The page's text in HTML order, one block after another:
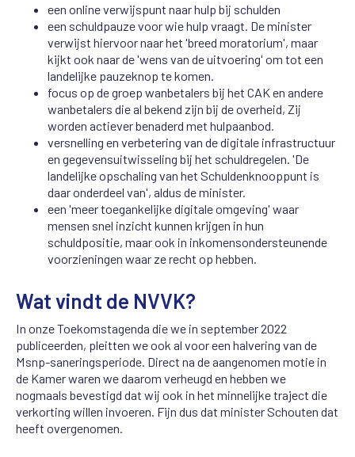
een online verwijspunt naar hulp bij schulden
een schuldpauze voor wie hulp vraagt. De minister
verwijst hiervoor naar het 'breed moratorium', maar
kijkt ook naar de 'wens van de uitvoering' om tot een
landelijke pauzeknop te komen.
focus op de groep wanbetalers bij het CAK en andere
wanbetalers die al bekend zijn bij de overheid, Zij
worden actiever benaderd met hulpaanbod.
versnelling en verbetering van de digitale infrastructuur
en gegevensuitwisseling bij het schuldregelen. 'De
landelijke opschaling van het Schuldenknooppunt is
daar onderdeel van', aldus de minister.
een 'meer toegankelijke digitale omgeving' waar
mensen snel inzicht kunnen krijgen in hun
schuldpositie, maar ook in inkomensondersteunende
voorzieningen waar ze recht op hebben.
Wat vindt de NVVK?
In onze Toekomstagenda die we in september 2022
publiceerden, pleitten we ook al voor een halvering van de
Msnp-saneringsperiode. Direct na de aangenomen motie in
de Kamer waren we daarom verheugd en hebben we
nogmaals bevestigd dat wij ook in het minnelijke traject die
verkorting willen invoeren. Fijn dus dat minister Schouten dat
heeft overgenomen.